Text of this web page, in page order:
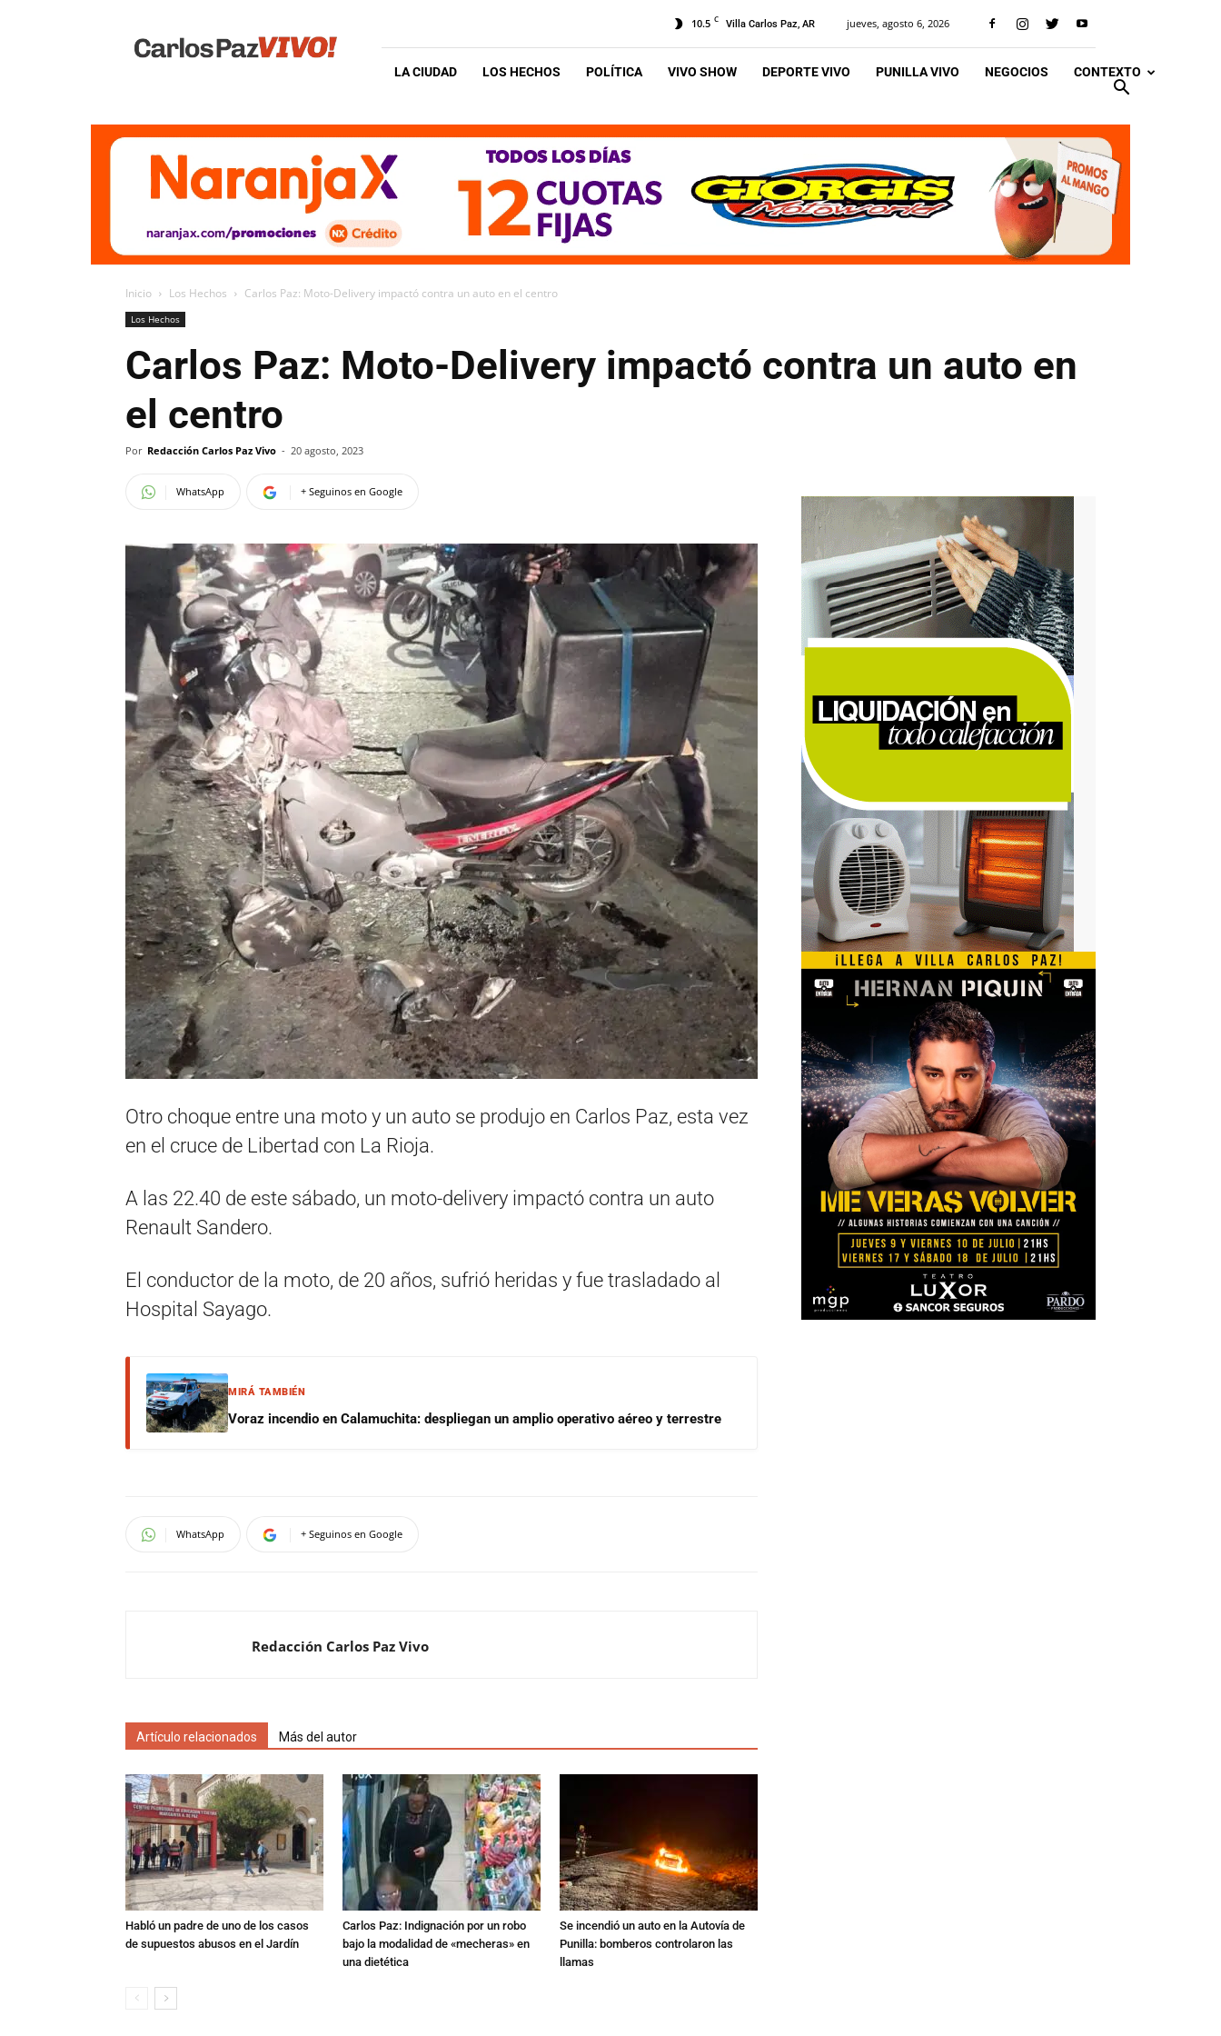
Vivo
10.5 C Villa Carlos Paz, AR jueves, agosto 6, 2026
LA CIUDAD LOS HECHOS POLÍTICA VIVO SHOW DEPORTE VIVO PUNILLA VIVO NEGOCIOS CONTEXTO
Inicio Los Hechos Carlos Paz: Moto-Delivery impactó contra un auto en el centro
Los Hechos
Carlos Paz: Moto-Delivery impactó contra un auto en
el centro
Por Redacción Carlos Paz Vivo - 20 agosto, 2023
WhatsApp + Seguinos en Google
Otro choque entre una moto y un auto se produjo en Carlos Paz, esta vez
en el cruce de Libertad con La Rioja.
A las 22.40 de este sábado, un moto-delivery impactó contra un auto
Renault Sandero.
El conductor de la moto, de 20 años, sufrió heridas y fue trasladado al
Hospital Sayago.
MIRÁ TAMBIÉN
Voraz incendio en Calamuchita: despliegan un amplio operativo aéreo y terrestre
WhatsApp + Seguinos en Google
Redacción Carlos Paz Vivo
Artículo relacionados Más del autor
Habló un padre de uno de los casos
de supuestos abusos en el Jardín
Carlos Paz: Indignación por un robo
bajo la modalidad de «mecheras» en
una dietética
Se incendió un auto en la Autovía de
Punilla: bomberos controlaron las
llamas